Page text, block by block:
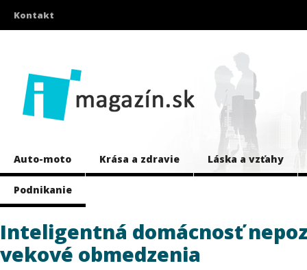
Kontakt
Auto-moto Krása a zdravie Láska a vzťahy
Podnikanie
Inteligentná domácnosť
vekové obmedzenia